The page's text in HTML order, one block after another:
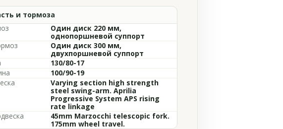
и тормоза
Один диск 220 мм,
однопоршневой суппорт
Один диск 300 мм,
двухпоршневой суппорт
130/80-17
100/90-19
Varying section high strength
steel swing-arm. Aprilia
Progressive System APS rising
rate linkage
45mm Marzocchi telescopic fork.
175mm wheel travel.